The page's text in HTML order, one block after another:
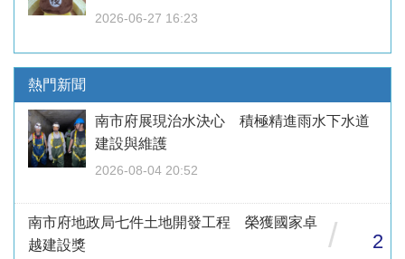
2026-06-27 16:23
熱門新聞
南市府展現治水決心 積極精進雨水下水道
建設與維護
2026-08-04 20:52
南市府地政局七件土地開發工程 榮獲國家卓
越建設獎
/ 2